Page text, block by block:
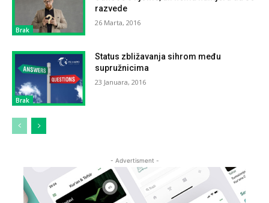
Brak
razvede
26 Marta, 2016
Brak
Status zbližavanja sihrom među
supružnicima
23 Januara, 2016
- Advertisment -